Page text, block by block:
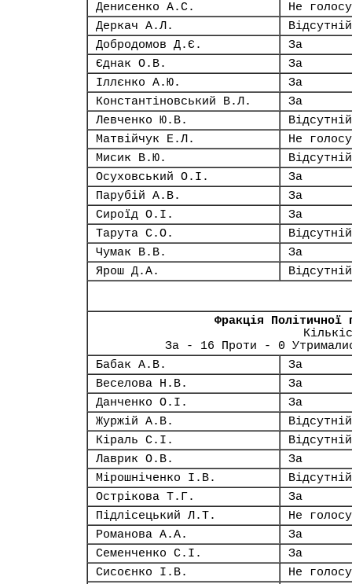
Денисенко А.С.
Не
Деркач А.Л.
Відсутній
Добродомов Д.Є.
За
Єднак О.В.
За
Іллєнко А.Ю.
За
Константіновський В.Л.
За
Левченко Ю.В.
Відсутній
Матвійчук Е.Л.
Не
Мисик В.Ю.
Відсутній
Осуховський О.І.
За
Парубій А.В.
За
Сироїд О.І.
За
Тарута С.О.
Відсутній
Чумак В.В.
За
Ярош Д.А.
Відсутній
Фракція Політичної
За - 16 Проти - 0
Бабак А.В.
За
Веселова Н.В.
За
Данченко О.І.
За
Журжій А.В.
Відсутній
Кіраль С.І.
Відсутній
Лаврик О.В.
За
Мірошніченко І.В.
Відсутній
Острікова Т.Г.
За
Підлісецький Л.Т.
Не
Романова А.А.
За
Семенченко С.І.
За
Сисоєнко І.В.
Не